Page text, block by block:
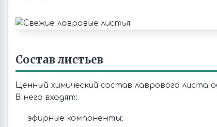
Состав листьев
Ценный химический состав лаврового листа
В него входят:
эфирные компоненты;